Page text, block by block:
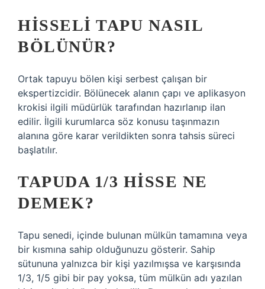
HISSELI TAPU NASIL
BÖLÜNÜR?
Ortak tapuyu bölen kişi serbest çalışan bir
ekspertizcidir. Bölünecek alanın çapı ve aplikasyon
krokisi ilgili müdürlük tarafından hazırlanıp ilan
edilir. İlgili kurumlarca söz konusu taşınmazın
alanına göre karar verildikten sonra tahsis süreci
başlatılır.
TAPUDA 1/3 HISSE NE
DEMEK?
Tapu senedi, içinde bulunan mülkün tamamına veya
bir kısmına sahip olduğunuzu gösterir. Sahip
sütununa yalnızca bir kişi yazılmışsa ve karşısında
1/3, 1/5 gibi bir pay yoksa, tüm mülkün adı yazılan